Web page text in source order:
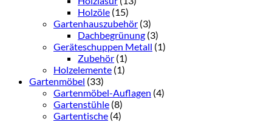
Holzöle (15)
Gartenhauszubehör (3)
Dachbegrünung (3)
Geräteschuppen Metall (1)
Zubehör (1)
Holzelemente (1)
Gartenmöbel (33)
Gartenmöbel-Auflagen (4)
Gartenstühle (8)
Gartentische (4)